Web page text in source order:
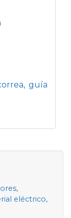
guía
eléctrico,